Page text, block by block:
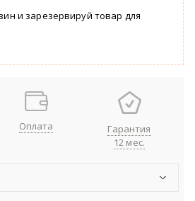
и зарезервируй товар для
Оплата
Гарантия
12 мес.